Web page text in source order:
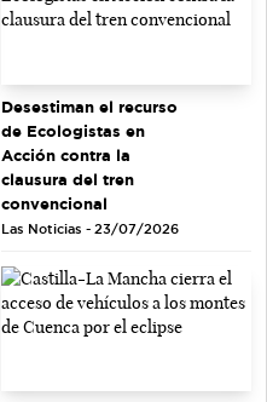
Desestiman el recurso
de Ecologistas en
Acción contra la
clausura del tren
convencional
Las Noticias - 23/07/2026